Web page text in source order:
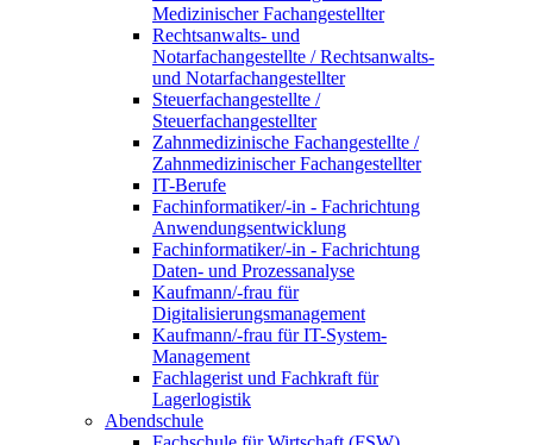
Medizinischer Fachangestellter
Rechtsanwalts- und
Notarfachangestellte / Rechtsanwalts-
und Notarfachangestellter
Steuerfachangestellte /
Steuerfachangestellter
Zahnmedizinische Fachangestellte /
Zahnmedizinischer Fachangestellter
IT-Berufe
Fachinformatiker/-in - Fachrichtung
Anwendungsentwicklung
Fachinformatiker/-in - Fachrichtung
Daten- und Prozessanalyse
Kaufmann/-frau für
Digitalisierungsmanagement
Kaufmann/-frau für IT-System-
Management
Fachlagerist und Fachkraft für
Lagerlogistik
Abendschule